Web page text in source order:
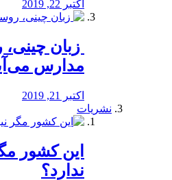
اکتبر 22, 2019
زبان
مدارس
اکتبر 21, 2019
نشریات
این کشور
ندارد؟